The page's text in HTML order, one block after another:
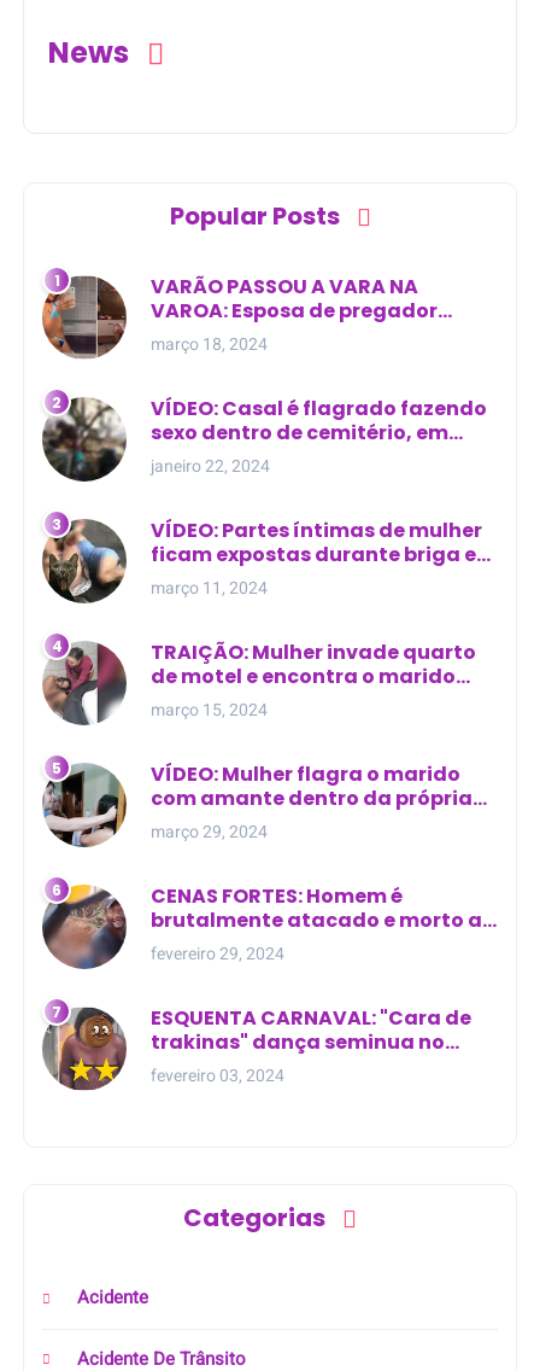
News
Popular Posts
VARÃO PASSOU A VARA NA
VAROA: Esposa de pregador
evangélico descobre
relacionamento extra-conjugal
março 18, 2024
VÍDEO: Casal é flagrado fazendo
sexo dentro de cemitério, em
cima de túmulo no Maranhão
janeiro 22, 2024
VÍDEO: Partes íntimas de mulher
ficam expostas durante briga em
Manaus
março 11, 2024
TRAIÇÃO: Mulher invade quarto
de motel e encontra o marido
com outra na cama
março 15, 2024
VÍDEO: Mulher flagra o marido
com amante dentro da própria
residência
março 29, 2024
CENAS FORTES: Homem é
brutalmente atacado e morto a
golpes de facão em joão lisboa
fevereiro 29, 2024
ESQUENTA CARNAVAL: "Cara de
trakinas" dança seminua no
meio da rua na Bahia
fevereiro 03, 2024
Categorias
Acidente
Acidente De Trânsito